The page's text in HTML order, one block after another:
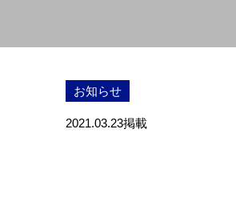
お知らせ
2021.03.23掲載